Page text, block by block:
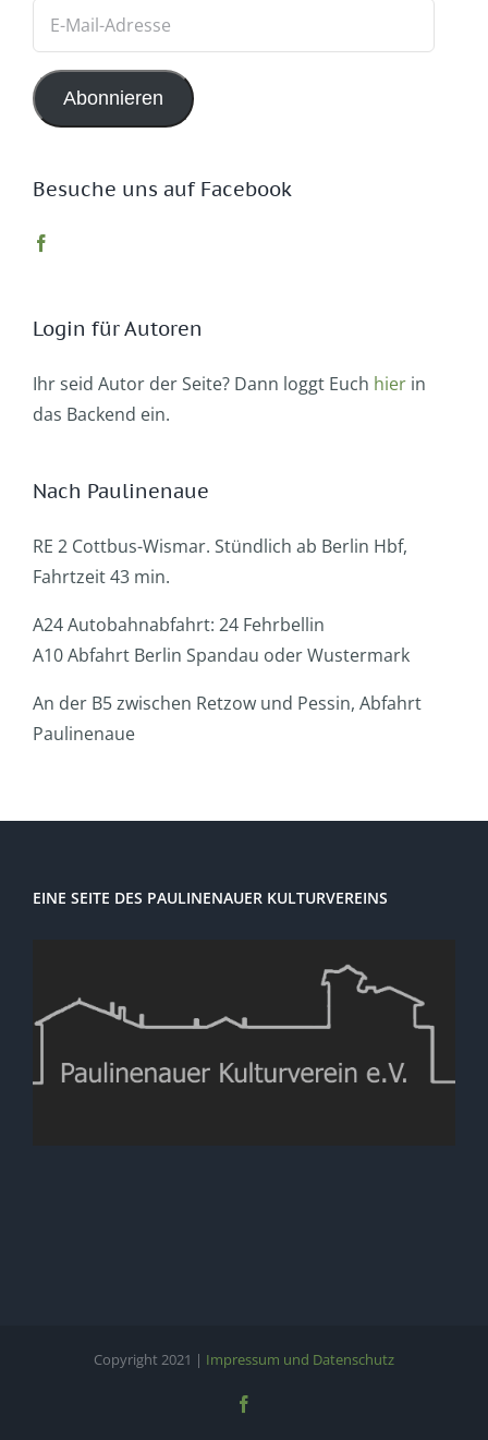
Adresse
Abonnieren
Besuche uns auf Facebook
Login für Autoren
Ihr seid Autor der Seite? Dann loggt Euch hier in
das Backend ein.
Nach Paulinenaue
RE 2 Cottbus-Wismar. Stündlich ab Berlin Hbf,
Fahrtzeit 43 min.
A24 Autobahnabfahrt: 24 Fehrbellin
A10 Abfahrt Berlin Spandau oder Wustermark
An der B5 zwischen Retzow und Pessin, Abfahrt
Paulinenaue
EINE SEITE DES PAULINENAUER KULTURVEREINS
Copyright 2021 | Impressum und Datenschutz